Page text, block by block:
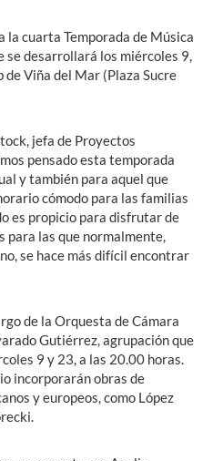
la cuarta Temporada de Música
se desarrollará los miércoles 9,
de Viña del Mar (Plaza Sucre
jefa de Proyectos
pensado esta temporada
y también para aquel que
cómodo para las familias
es propicio para disfrutar de
para las que normalmente,
se hace más difícil encontrar
de la Orquesta de Cámara
Gutiérrez, agrupación que
9 y 23, a las 20.00 horas.
incorporarán obras de
y europeos, como López